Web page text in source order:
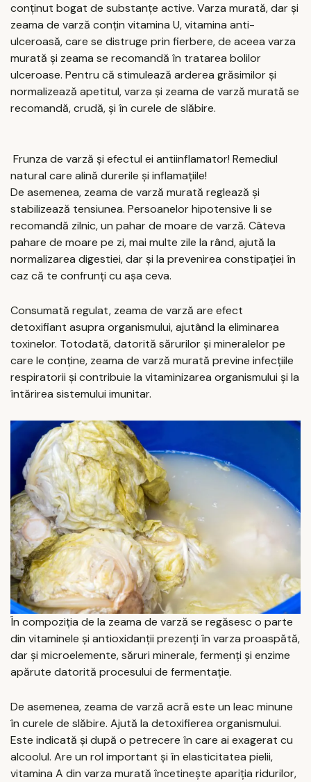
conținut bogat de substanțe active. Varza murată, dar și
zeama de varză conțin vitamina U, vitamina anti-
ulceroasă, care se distruge prin fierbere, de aceea varza
murată și zeama se recomandă în tratarea bolilor
ulceroase. Pentru că stimulează arderea grăsimilor și
normalizează apetitul, varza și zeama de varză murată se
recomandă, crudă, și în curele de slăbire.
Frunza de varză și efectul ei antiinflamator! Remediul
natural care alină durerile și inflamațiile!
De asemenea, zeama de varză murată reglează și
stabilizează tensiunea. Persoanelor hipotensive li se
recomandă zilnic, un pahar de moare de varză. Câteva
pahare de moare pe zi, mai multe zile la rând, ajută la
normalizarea digestiei, dar și la prevenirea constipației în
caz că te confrunți cu așa ceva.
Consumată regulat, zeama de varză are efect
detoxifiant asupra organismului, ajutând la eliminarea
toxinelor. Totodată, datorită sărurilor și mineralelor pe
care le conține, zeama de varză murată previne infecțiile
respiratorii și contribuie la vitaminizarea organismului și la
întărirea sistemului imunitar.
În compoziția de la zeama de varză se regăsesc o parte
din vitaminele și antioxidanții prezenți în varza proaspătă,
dar și microelemente, săruri minerale, fermenți și enzime
apărute datorită procesului de fermentație.
De asemenea, zeama de varză acră este un leac minune
în curele de slăbire. Ajută la detoxifierea organismului.
Este indicată și după o petrecere în care ai exagerat cu
alcoolul. Are un rol important și în elasticitatea pielii,
vitamina A din varza murată încetinește apariția ridurilor,